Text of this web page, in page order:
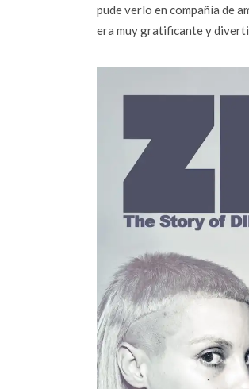
pude verlo en compañía de
era muy gratificante y